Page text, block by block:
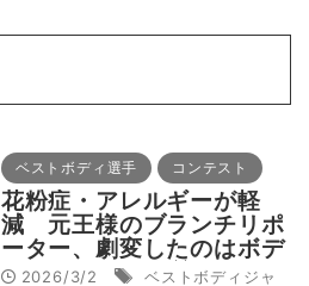
ベストボディ選手 コンテスト
花粉症・アレルギーが軽
減 元王様のブランチリポ
ーター、劇変したのはボデ
ィだけでなく体質もだった
2026/3/2
ベストボディジャ